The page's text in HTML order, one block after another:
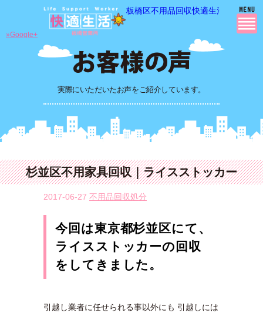
板橋区不用品回収快適生活の 不用
実際にいただいたお声をご紹介しています。
»Google+
杉並区不用家具回収｜ライスストッカー
2017-06-27 不用品回収処分
今回は東京都杉並区にて、
ライスストッカーの回収
をしてきました。
引越し業者に任せられる事以外にも 引越しには